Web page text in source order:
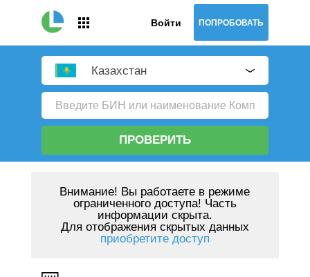
Войти ПОПРОБОВАТЬ
Казахстан
ПРОВЕРИТЬ
Внимание! Вы работаете в режиме
ограниченного доступа! Часть
информации скрыта.
Для отображения скрытых данных
приобретите доступ